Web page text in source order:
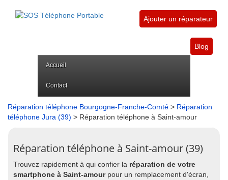
Ajouter un réparateur
Blog
Accueil
Contact
Réparation téléphone Bourgogne-Franche-Comté > Réparation
téléphone Jura (39) > Réparation téléphone à Saint-amour
Réparation téléphone à Saint-amour (39)
Trouvez rapidement à qui confier la réparation de votre
smartphone à Saint-amourpour un remplacement d'écran,